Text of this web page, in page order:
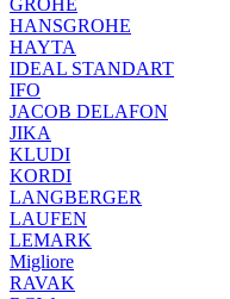
GROHE
HANSGROHE
HAYTA
IDEAL STANDART
IFO
JACOB DELAFON
JIKA
KLUDI
KORDI
LANGBERGER
LAUFEN
LEMARK
Migliore
RAVAK